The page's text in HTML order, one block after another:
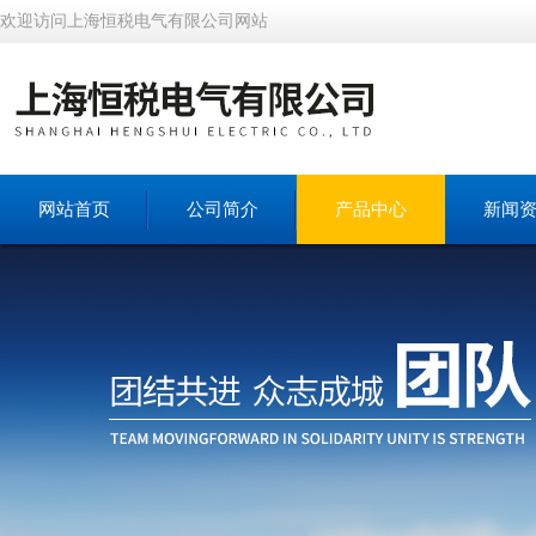
欢迎访问上海恒税电气有限公司网站
网站首页 公司简介 产品中心 新闻